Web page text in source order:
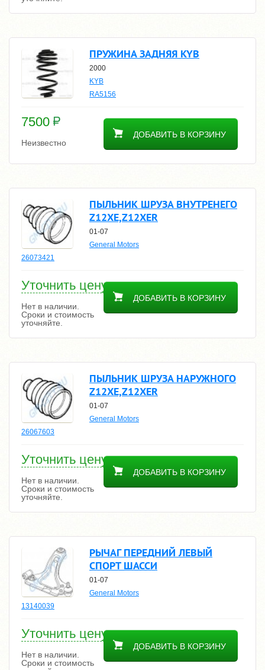
ПРУЖИНА ЗАДНЯЯ KYB
2000
KYB
RA5156
7500
ДОБАВИТЬ В КОРЗИНУ
Неизвестно
ПЫЛЬНИК ШРУЗА ВНУТРЕНЕГО
Z12XE,Z12XER
01-07
General Motors
26073421
Уточнить цену
ДОБАВИТЬ В КОРЗИНУ
Нет в наличии.
Сроки и стоимость
уточняйте.
ПЫЛЬНИК ШРУЗА НАРУЖНОГО
Z12XE,Z12XER
01-07
General Motors
26067603
Уточнить цену
ДОБАВИТЬ В КОРЗИНУ
Нет в наличии.
Сроки и стоимость
уточняйте.
РЫЧАГ ПЕРЕДНИЙ ЛЕВЫЙ
СПОРТ ШАССИ
01-07
General Motors
13140039
Уточнить цену
ДОБАВИТЬ В КОРЗИНУ
Нет в наличии.
Сроки и стоимость